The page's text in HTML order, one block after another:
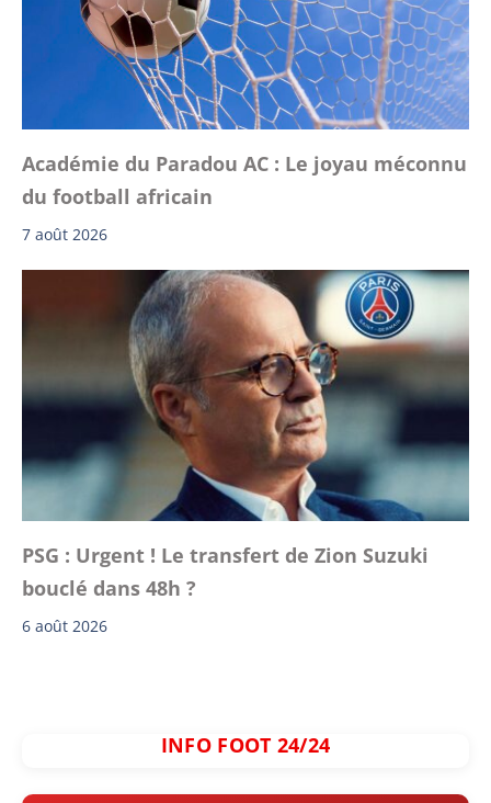
Académie du Paradou AC : Le joyau méconnu
du football africain
7 août 2026
PSG : Urgent ! Le transfert de Zion Suzuki
bouclé dans 48h ?
6 août 2026
INFO FOOT 24/24